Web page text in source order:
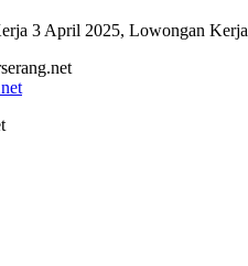
3 April 2025, Lowongan Kerja